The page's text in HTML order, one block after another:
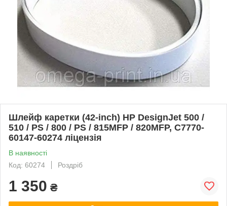
Шлейф каретки (42-inch) HP DesignJet 500 /
510 / PS / 800 / PS / 815MFP / 820MFP, C7770-
60147-60274 ліцензія
В наявності
Код: 60274
Роздріб
1 350 ₴